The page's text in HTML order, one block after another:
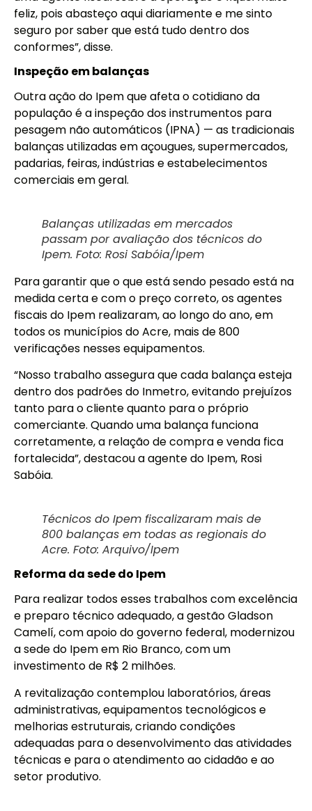
feliz, pois abasteço aqui diariamente e me sinto
seguro por saber que está tudo dentro dos
conformes”, disse.
Inspeção em balanças
Outra ação do Ipem que afeta o cotidiano da
população é a inspeção dos instrumentos para
pesagem não automáticos (IPNA) — as tradicionais
balanças utilizadas em açougues, supermercados,
padarias, feiras, indústrias e estabelecimentos
comerciais em geral.
Balanças utilizadas em mercados
passam por avaliação dos técnicos do
Ipem. Foto: Rosi Sabóia/Ipem
Para garantir que o que está sendo pesado está na
medida certa e com o preço correto, os agentes
fiscais do Ipem realizaram, ao longo do ano, em
todos os municípios do Acre, mais de 800
verificações nesses equipamentos.
“Nosso trabalho assegura que cada balança esteja
dentro dos padrões do Inmetro, evitando prejuízos
tanto para o cliente quanto para o próprio
comerciante. Quando uma balança funciona
corretamente, a relação de compra e venda fica
fortalecida”, destacou a agente do Ipem, Rosi
Sabóia.
Técnicos do Ipem fiscalizaram mais de
800 balanças em todas as regionais do
Acre. Foto: Arquivo/Ipem
Reforma da sede do Ipem
Para realizar todos esses trabalhos com excelência
e preparo técnico adequado, a gestão Gladson
Camelí, com apoio do governo federal, modernizou
a sede do Ipem em Rio Branco, com um
investimento de R$ 2 milhões.
A revitalização contemplou laboratórios, áreas
administrativas, equipamentos tecnológicos e
melhorias estruturais, criando condições
adequadas para o desenvolvimento das atividades
técnicas e para o atendimento ao cidadão e ao
setor produtivo.